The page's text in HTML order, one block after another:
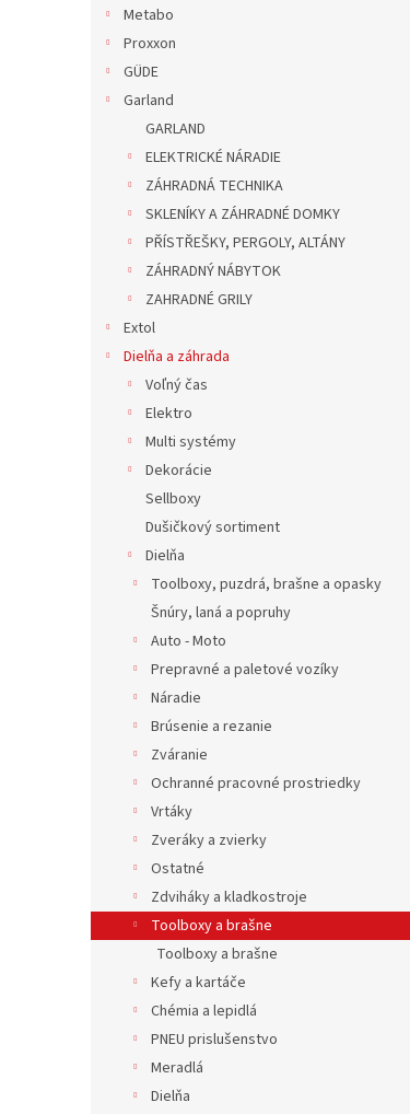
Metabo
Proxxon
GÜDE
Garland
GARLAND
ELEKTRICKÉ NÁRADIE
ZÁHRADNÁ TECHNIKA
SKLENÍKY A ZÁHRADNÉ DOMKY
PŘÍSTŘEŠKY, PERGOLY, ALTÁNY
ZÁHRADNÝ NÁBYTOK
ZAHRADNÉ GRILY
Extol
Dielňa a záhrada
Voľný čas
Elektro
Multi systémy
Dekorácie
Sellboxy
Dušičkový sortiment
Dielňa
Toolboxy, puzdrá, brašne a opasky
Šnúry, laná a popruhy
Auto - Moto
Prepravné a paletové vozíky
Náradie
Brúsenie a rezanie
Zváranie
Ochranné pracovné prostriedky
Vrtáky
Zveráky a zvierky
Ostatné
Zdviháky a kladkostroje
Toolboxy a brašne
Toolboxy a brašne
Kefy a kartáče
Chémia a lepidlá
PNEU prislušenstvo
Meradlá
Dielňa